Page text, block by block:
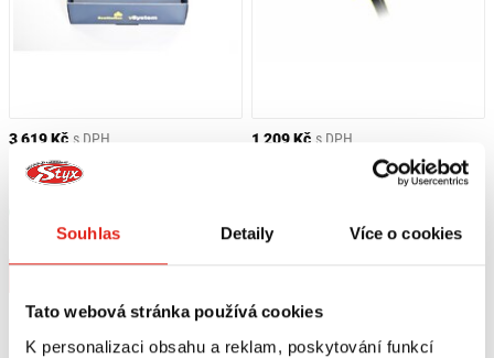
Souhlas Detaily Více o cookies
Tato webová stránka používá cookies
K personalizaci obsahu a reklam, poskytování funkcí
3 619 Kč s DPH
SCOTTOILER MAZACÍ SYSTÉM V-
SYSTEM
V 2 prodejnách
1 209 Kč s DPH
HEALTECH MODUL BRZDOVÉHO
V 5 prodejnách